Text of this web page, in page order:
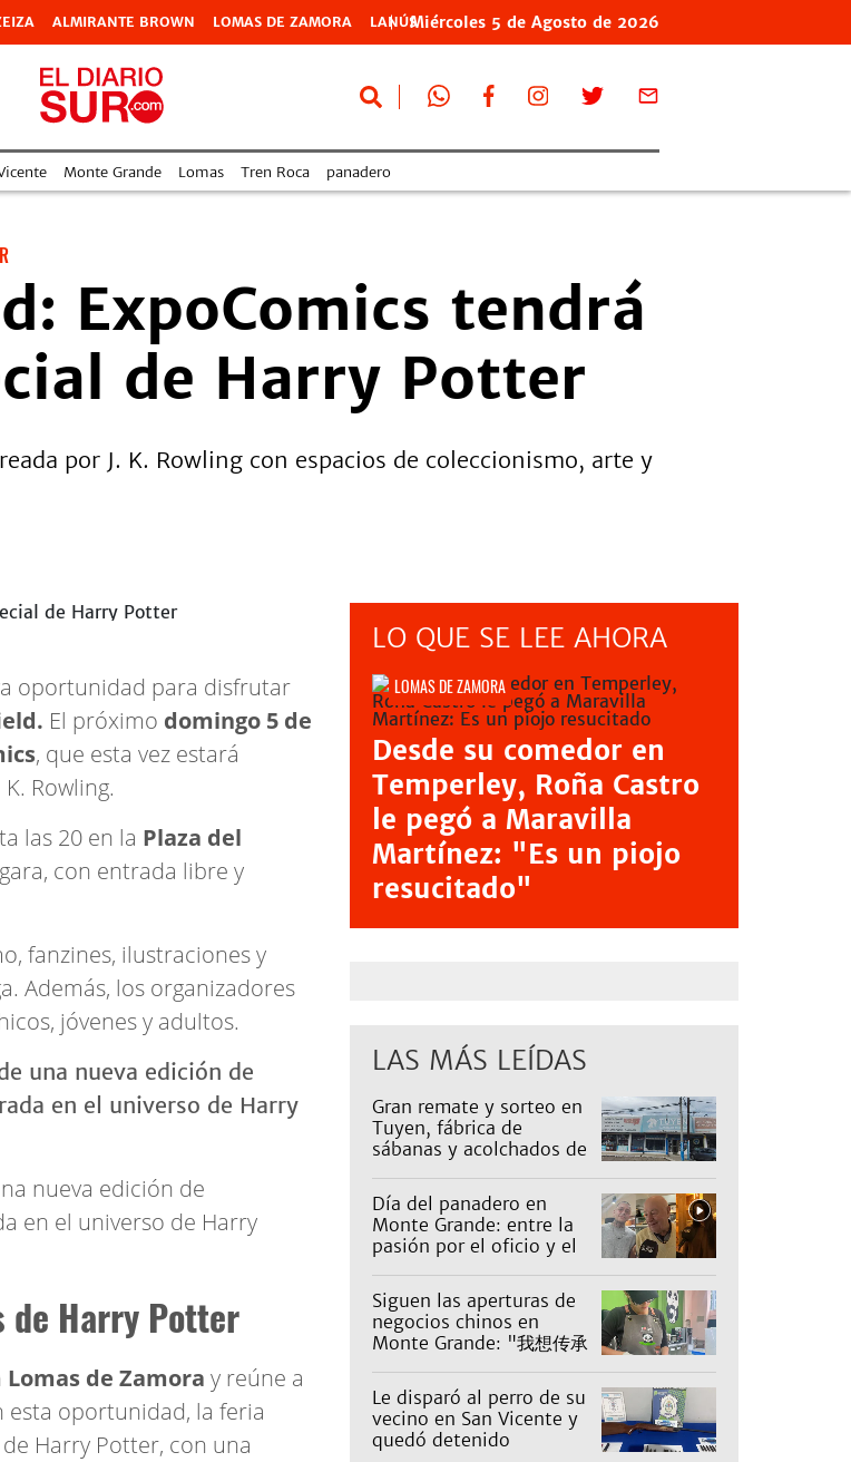
ALMIRANTE BROWN LOMAS DE ZAMORA LANÚSMiércoles 5 de Agosto de 2026
Monte Grande Lomas Tren Roca panadero
ExpoComics tendrá
de Harry Potter
por J. K. Rowling con espacios de coleccionismo, arte y
oportunidad para disfrutar
El próximo domingo 5 de
, que esta vez estará
Rowling.
las 20 en la Plaza del
con entrada libre y
fanzines, ilustraciones y
Además, los organizadores
jóvenes y adultos.
nueva edición de
en el universo de Harry
de Harry Potter
Lomas de Zamora y reúne a
esta oportunidad, la feria
Harry Potter, con una
LO QUE SE LEE AHORA
LOMAS DE ZAMORA
Desde su comedor en
Temperley, Roña Castro
le pegó a Maravilla
Martínez: "Es un piojo
resucitado"
LAS MÁS LEÍDAS
Gran remate y sorteo en
Tuyen, fábrica de
sábanas y acolchados de
desde $1.000
Día del panadero en
Monte Grande: entre la
pasión por el oficio y el
ventas
Siguen las aperturas de
negocios chinos en
Monte Grande: "我想传承
Le disparó al perro de su
vecino en San Vicente y
quedó detenido